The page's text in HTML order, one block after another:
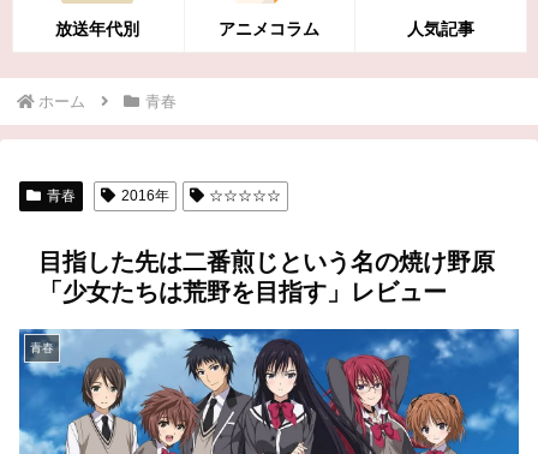
放送年代別 アニメコラム 人気記事
ホーム 青春
青春 2016年 ☆☆☆☆☆
目指した先は二番煎じという名の焼け野原
「少女たちは荒野を目指す」レビュー
青春